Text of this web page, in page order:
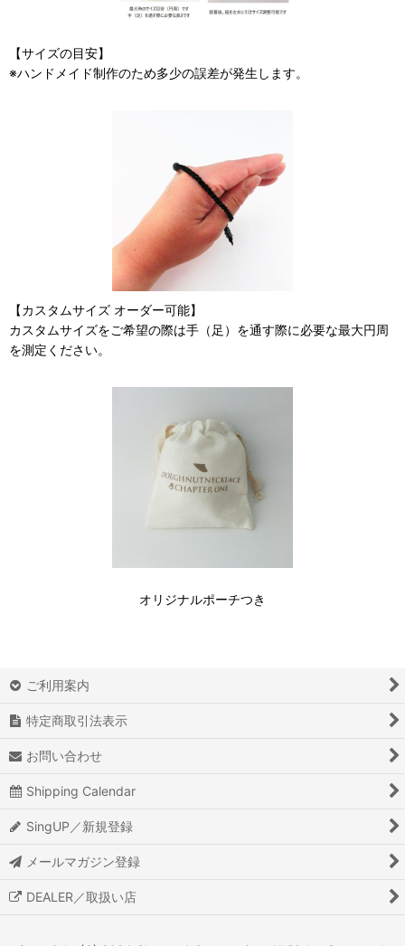
【サイズの目安】
※ハンドメイド制作のため多少の誤差が発生します。
【カスタムサイズ オーダー可能】
カスタムサイズをご希望の際は手（足）を通す際に必要な最大円周
を測定ください。
オリジナルポーチつき
ご利用案内
特定商取引法表示
お問い合わせ
Shipping Calendar
SingUP／新規登録
メールマガジン登録
DEALER／取扱い店